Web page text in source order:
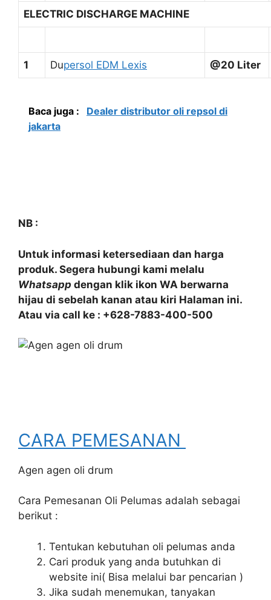
ELECTRIC DISCHARGE MACHINE
1 Dupersol EDM Lexis @20 Liter
Baca juga :
Dealer distributor oli repsol di
jakarta
NB :
Untuk informasi ketersediaan dan harga
produk. Segera hubungi kami melalu
Whatsapp dengan klik ikon WA berwarna
hijau di sebelah kanan atau kiri Halaman ini.
Atau via call ke : +628-7883-400-500
CARA PEMESANAN
Agen agen oli drum
Cara Pemesanan Oli Pelumas adalah sebagai
berikut :
Tentukan kebutuhan oli pelumas anda
Cari produk yang anda butuhkan di
website ini( Bisa melalui bar pencarian )
Jika sudah menemukan, tanyakan